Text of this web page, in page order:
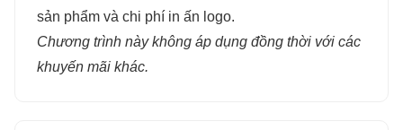
sản phẩm và chi phí in ấn logo.
Chương trình này không áp dụng đồng thời với các
khuyến mãi khác.